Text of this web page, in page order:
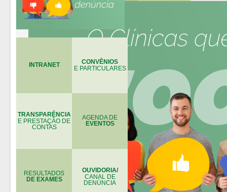
INTRANET CONVÊNIOS
E PARTICULARES
TRANSPARÊNCIA
E PRESTAÇÃO DE
CONTAS
AGENDA DE
EVENTOS
RESULTADOS
DE EXAMES
OUVIDORIA/
CANAL DE
DENÚNCIA